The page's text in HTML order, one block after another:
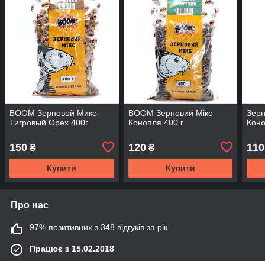
BOOM Зерновой Микс
Тигровый Орех 400г
150 ₴
Купити
BOOM Зерновий Мікс
Конопля 400 г
120₴
Купити
110
Про нас
97% позитивних з 348 відгуків за рік
Працює з 15.02.2018